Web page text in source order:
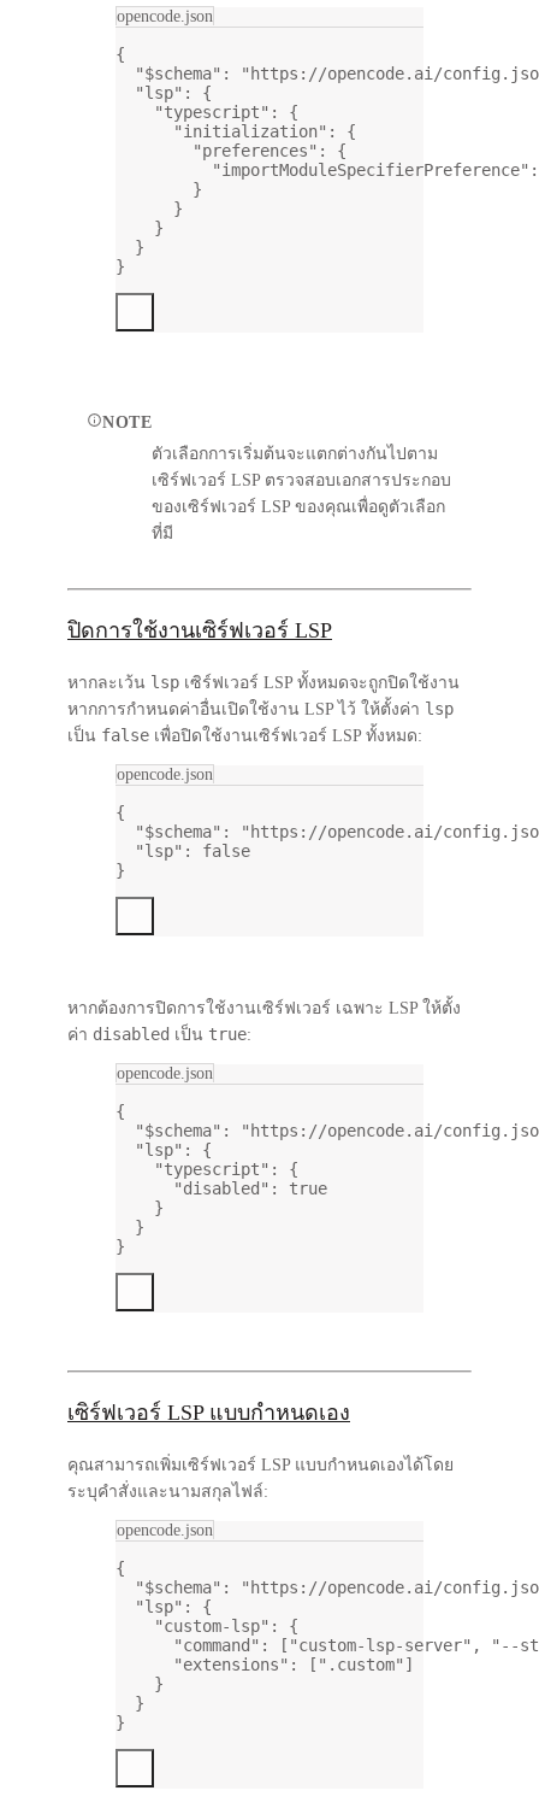
opencode.json
{
"$schema" :
"https://opencode.ai/
"lsp" : {
"typescript" : {
"initialization" : {
"preferences" : {
"importModuleSpecifierPreference"
}
}
}
}
}
NOTE
ตัวเลือกการเริ่มต้นจะแตกต่างกันไปตาม
เซิร์ฟเวอร์ LSP ตรวจสอบเอกสารประกอบ
ของเซิร์ฟเวอร์ LSP ของคุณเพื่อดูตัวเลือก
ที่มี
ปิดการใช้งานเซิร์ฟเวอร์ LSP
หากละเว้น lsp เซิร์ฟเวอร์ LSP ทั้งหมดจะถูกปิดใช้งาน
หากการกำหนดค่าอื่นเปิดใช้งาน LSP ไว้ ให้ตั้งค่า lsp
เป็น false เพื่อปิดใช้งานเซิร์ฟเวอร์ LSP ทั้งหมด:
opencode.json
{
"$schema" :
"https://opencode.ai/
"lsp" : false
}
หากต้องการปิดการใช้งานเซิร์ฟเวอร์ เฉพาะ LSP ให้ตั้ง
ค่า disabled เป็น true:
opencode.json
{
"$schema" :
"https://opencode.ai/
"lsp" : {
"typescript" : {
"disabled" : true
}
}
}
เซิร์ฟเวอร์ LSP แบบกำหนดเอง
คุณสามารถเพิ่มเซิร์ฟเวอร์ LSP แบบกำหนดเองได้โดย
ระบุคำสั่งและนามสกุลไฟล์:
opencode.json
{
"$schema" :
"https://opencode.ai/
"lsp" : {
"custom-lsp" : {
"command" : [ "custom-lsp-server" ,
"--
"extensions" : [ ".custom" ]
}
}
}